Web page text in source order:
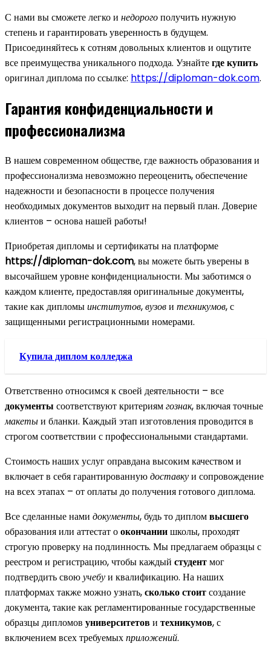
С нами вы сможете легко и недорогополучить нужную
степень и гарантировать уверенность в будущем.
Присоединяйтесь к сотням довольных клиентов и ощутите
все преимущества уникального подхода. Узнайтегде купить
оригинал диплома по ссылке: https://diploman-dok.com.
Гарантия конфиденциальности и
профессионализма
В нашем современном обществе, где важность образования и
профессионализма невозможно переоценить, обеспечение
надежности и безопасности в процессе получения
необходимых документов выходит на первый план. Доверие
клиентов – основа нашей работы!
Приобретая дипломы и сертификаты на платформе
https://diploman-dok.com, вы можете быть уверены в
высочайшем уровне конфиденциальности. Мы заботимся о
каждом клиенте, предоставляя оригинальные документы,
такие как дипломыинститутов,вузови техникумов, с
защищенными регистрационными номерами.
Купила диплом колледжа
Ответственно относимся к своей деятельности – все
документы соответствуют критериямгознак, включая точные
макетыи бланки. Каждый этап изготовления проводится в
строгом соответствии с профессиональными стандартами.
Стоимость наших услуг оправдана высоким качеством и
включает в себя гарантированнуюдоставкуи сопровождение
на всех этапах – от оплаты до получения готового диплома.
Все сделанные нами документы, будь то дипломвысшего
образования или аттестат оокончаниишколы, проходят
строгую проверку на подлинность. Мы предлагаем образцы с
реестром и регистрацию, чтобы каждый студентмог
подтвердить своюучебуи квалификацию. На наших
платформах также можно узнать,сколько стоитсоздание
документа, такие как регламентированные государственные
образцы дипломов университетови техникумов, с
включением всех требуемыхприложений.